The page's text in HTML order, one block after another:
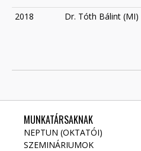
2018 Dr. Tóth Bálint (MI)
MUNKATÁRSAKNAK
NEPTUN (OKTATÓI)
SZEMINÁRIUMOK